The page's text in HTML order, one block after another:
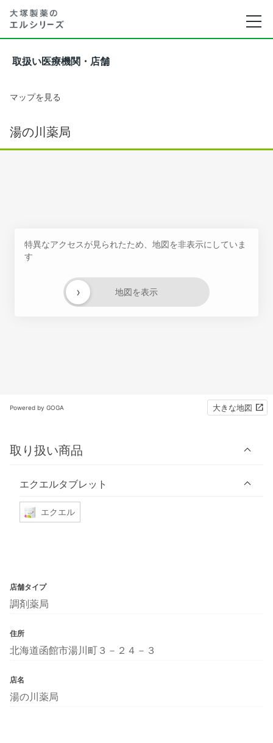
取扱い医療機関・店舗
マップを見る
湯の川薬局
特異なアクセスが見られたため、地図を非表示にしていま
す
地図を表示
›
Powered by GOGA 大きな地図
取り扱い商品
エクエルタブレット
エクエル
店舗タイプ
調剤薬局
住所
北海道函館市湯川町３－２４－３
店名
湯の川薬局